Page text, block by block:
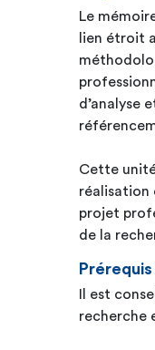
Le
lien étroit
d’analyse
Cette
réalisation
projet
de la
Il est
recherche